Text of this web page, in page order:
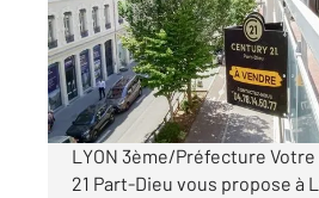
Appartement F3 à
430 000 €
Visiter le site dédié
LYON 3ème/Préfecture
21 Part-Dieu vous propose à